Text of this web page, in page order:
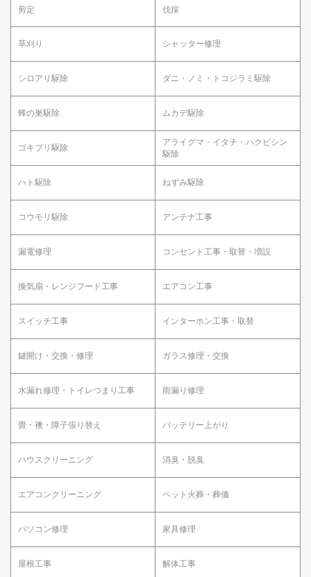
剪定 伐採
草刈り シャッター修理
シロアリ駆除 ダニ・ノミ・トコジラミ駆除
蜂の巣駆除 ムカデ駆除
ゴキブリ駆除
アライグマ・イタチ・ハクビシン
駆除
ハト駆除 ねずみ駆除
コウモリ駆除 アンテナ工事
漏電修理 コンセント工事・取替・増設
換気扇・レンジフード工事 エアコン工事
スイッチ工事 インターホン工事・取替
鍵開け・交換・修理 ガラス修理・交換
水漏れ修理・トイレつまり工事 雨漏り修理
畳・襖・障子張り替え バッテリー上がり
ハウスクリーニング 消臭・脱臭
エアコンクリーニング ペット火葬・葬儀
パソコン修理 家具修理
屋根工事 解体工事